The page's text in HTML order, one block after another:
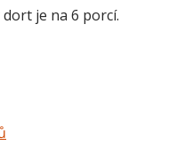
je na 6 porcí.